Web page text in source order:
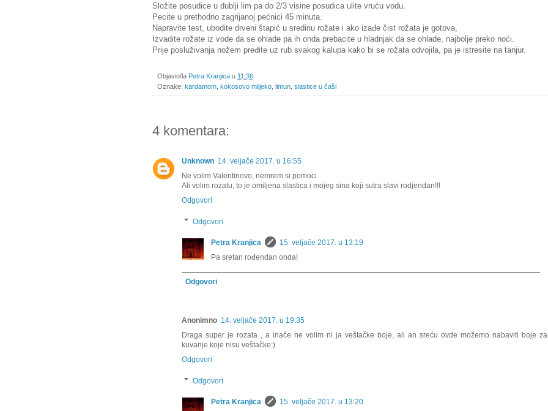
Složite posudice u dublji lim pa do 2/3 visine posudica ulite vruću vodu.
Pecite u prethodno zagrijanoj pećnici 45 minuta.
Napravite test, ubodite drveni štapić u sredinu rožate i ako izađe čist rožata je gotova,
Izvadite rožate iz vode da se ohlade pa ih onda prebacite u hladnjak da se ohlade, najbolje preko noći.
Prije posluživanja nožem pređite uz rub svakog kalupa kako bi se rožata odvojila, pa je istresite na tanjur.
Objavio/la Petra Kranjica u 11:36
Oznake: kardamom kokosovo mlijeko limun slastice u čaši
4 komentara:
Unknown 14. veljače 2017. u 16:55
Ne volim Valentinovo, nemrem si pomoci.
Ali volim rozatu, to je omiljena slastica i mojeg sina koji sutra slavi rodjendan!!!
Odgovori
Odgovori
Petra Kranjica
15. veljače 2017. u 13:19
Pa sretan rođendan onda!
Odgovori
Anonimno 14. veljače 2017. u 19:35
Draga super je rozata , a inače ne volim ni ja veštačke boje, ali an sreću ovde možemo nabaviti boje za
kuvanje koje nisu veštačke:)
Odgovori
Odgovori
Petra Kranjica
15. veljače 2017. u 13:20